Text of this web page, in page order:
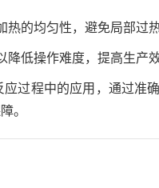
的均匀性，避免局部过
低操作难度，提高生产效
过程中的应用，通过准
。